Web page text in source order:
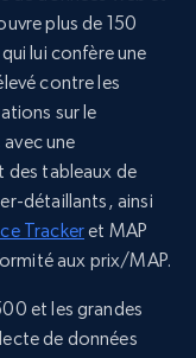
plus de 150
lui confère une
contre les
sur le
une
des tableaux de
détaillants, ainsi
Trackeret MAP
aux prix/MAP.
et les grandes
de données